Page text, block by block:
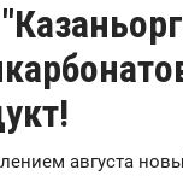
августа